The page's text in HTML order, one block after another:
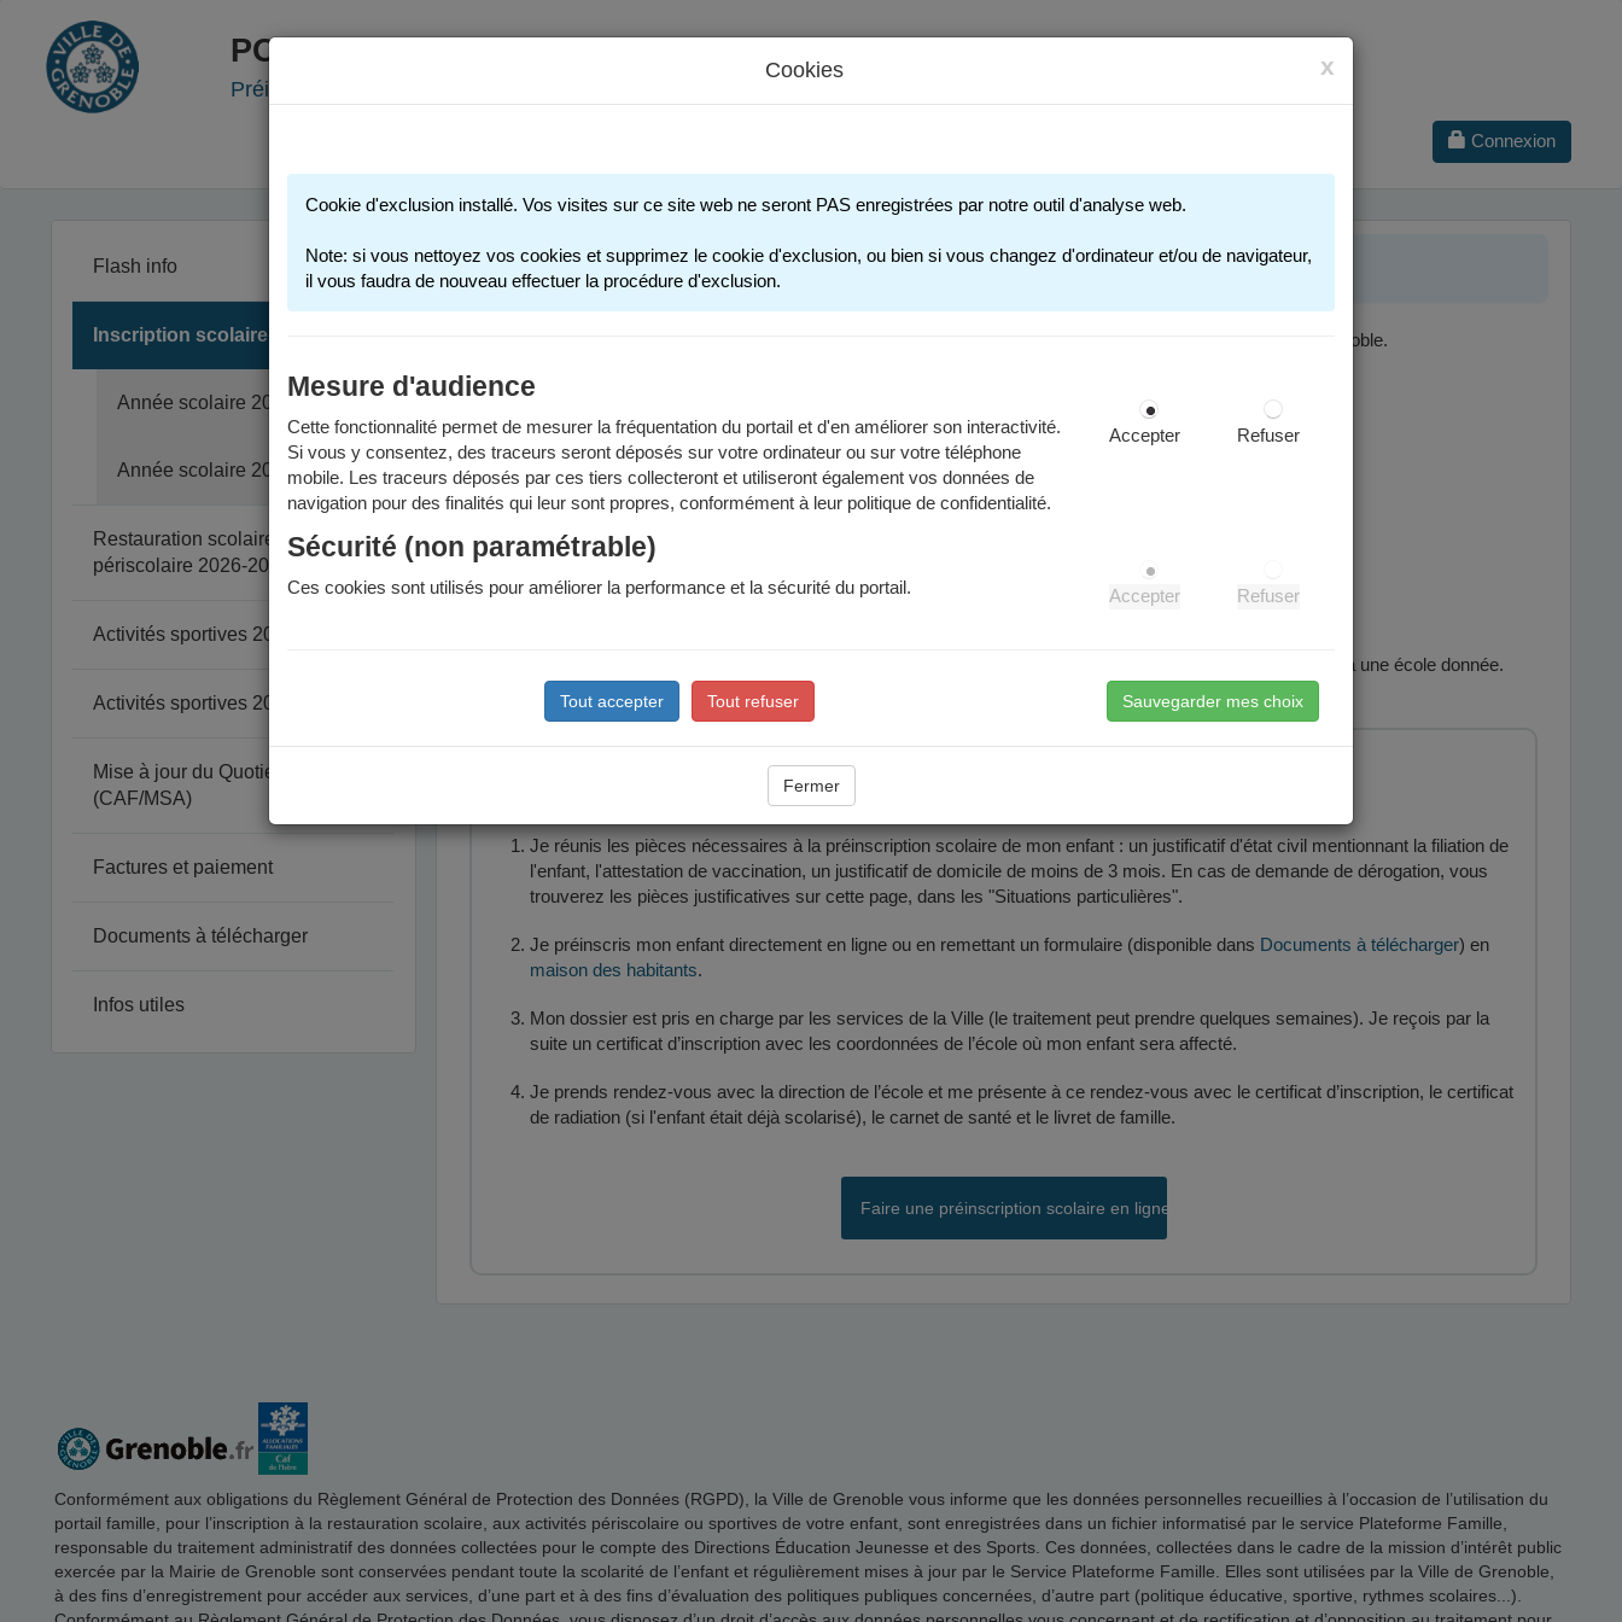
PORTAIL FAMILLE
Préinscription scolaire - Accueils périscolaires - Restauration scolaire - Sports
Connexion
Flash info
Inscription scolaire
Année scolaire 2025-2026
Année scolaire 2026-2027
Restauration scolaire et
périscolaire 2026-2027
Activités sportives 2025-2026
Activités sportives 2026-2027
Mise à jour du Quotient Familial
(CAF/MSA)
Factures et paiement
Documents à télécharger
Infos utiles
INSCRIPTION SCOLAIRE
Vous trouverez ci-dessous des informations générales pour inscrire votre enfant dans une école publique de Grenoble.
Pour des informations spécifiques aux années scolaires reportez-vous aux pages concernées :
année scolaire 2026-2027
Merci d'en prendre connaissance avant de commencer toute démarche de préinscription scolaire.
Périmètre scolaire
Votre enfant sera inscrit dans l'école du périmètre scolaire rattaché à votre domicile.
Attention : des modifications de périmètres sont votées régulièrement et peuvent changer les adresses affectées à une école donnée.
Je réunis les pièces nécessaires à la préinscription scolaire de mon enfant : un justificatif d'état civil mentionnant la filiation de
l'enfant, l'attestation de vaccination, un justificatif de domicile de moins de 3 mois. En cas de demande de dérogation, vous
trouverez les pièces justificatives sur cette page, dans les "Situations particulières".
Je préinscris mon enfant directement en ligne ou en remettant un formulaire (disponible dans Documents à télécharger) en
maison des habitants.
Mon dossier est pris en charge par les services de la Ville (le traitement peut prendre quelques semaines). Je reçois par la
suite un certificat d’inscription avec les coordonnées de l’école où mon enfant sera affecté.
Je prends rendez-vous avec la direction de l’école et me présente à ce rendez-vous avec le certificat d’inscription, le certificat
de radiation (si l'enfant était déjà scolarisé), le carnet de santé et le livret de famille.
Faire une préinscription scolaire en ligne
Conformément aux obligations du Règlement Général de Protection des Données (RGPD), la Ville de Grenoble vous informe que les données personnelles recueillies à l’occasion de l’utilisation du
portail famille, pour l’inscription à la restauration scolaire, aux activités périscolaire ou sportives de votre enfant, sont enregistrées dans un fichier informatisé par le service Plateforme Famille,
responsable du traitement administratif des données collectées pour le compte des Directions Éducation Jeunesse et des Sports. Ces données, collectées dans le cadre de la mission d’intérêt public
exercée par la Mairie de Grenoble sont conservées pendant toute la scolarité de l’enfant et régulièrement mises à jour par le Service Plateforme Famille. Elles sont utilisées par la Ville de Grenoble,
à des fins d’enregistrement pour accéder aux services, d’une part et à des fins d’évaluation des politiques publiques concernées, d’autre part (politique éducative, sportive, rythmes scolaires...).
x
Cookies
Cookie d'exclusion installé. Vos visites sur ce site web ne seront PAS enregistrées par notre outil d'analyse web.
Note: si vous nettoyez vos cookies et supprimez le cookie d'exclusion, ou bien si vous changez d'ordinateur et/ou de navigateur,
il vous faudra de nouveau effectuer la procédure d'exclusion.
Mesure d'audience
Cette fonctionnalité permet de mesurer la fréquentation du portail et d'en améliorer son interactivité.
Si vous y consentez, des traceurs seront déposés sur votre ordinateur ou sur votre téléphone
mobile. Les traceurs déposés par ces tiers collecteront et utiliseront également vos données de
navigation pour des finalités qui leur sont propres, conformément à leur politique de confidentialité.
Accepter Refuser
Sécurité (non paramétrable)
Ces cookies sont utilisés pour améliorer la performance et la sécurité du portail. Accepter Refuser
Tout accepter Tout refuser Sauvegarder mes choix
Fermer